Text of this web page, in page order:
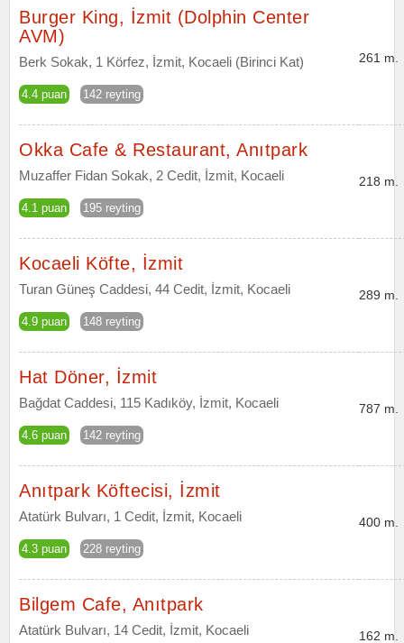
Burger King, İzmit (Dolphin Center
AVM)
Berk Sokak, 1 Körfez, İzmit, Kocaeli (Birinci Kat)
4.4 puan 142 reyting
261 m.
Okka Cafe & Restaurant, Anıtpark
Muzaffer Fidan Sokak, 2 Cedit, İzmit, Kocaeli
4.1 puan 195 reyting
218 m.
Kocaeli Köfte, İzmit
Turan Güneş Caddesi, 44 Cedit, İzmit, Kocaeli
4.9 puan 148 reyting
289 m.
Hat Döner, İzmit
Bağdat Caddesi, 115 Kadıköy, İzmit, Kocaeli
4.6 puan 142 reyting
787 m.
Anıtpark Köftecisi, İzmit
Atatürk Bulvarı, 1 Cedit, İzmit, Kocaeli
4.3 puan 228 reyting
400 m.
Bilgem Cafe, Anıtpark
Atatürk Bulvarı, 14 Cedit, İzmit, Kocaeli 162 m.